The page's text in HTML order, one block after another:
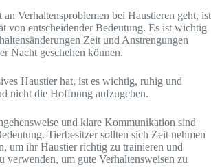
Verhaltensproblemen bei Haustieren geht, ist
von entscheidender Bedeutung. Es ist wichtig
Zeit und Anstrengungen
Nacht geschehen können.
Haustier hat, ist es wichtig, ruhig und
nicht die Hoffnung aufzugeben.
und klare Kommunikation sind
Tierbesitzer sollten sich Zeit nehmen
um ihr Haustier richtig zu trainieren und
verwenden, um gute Verhaltensweisen zu